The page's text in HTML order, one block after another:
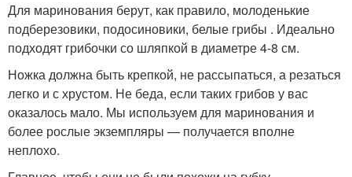
Для маринования берут, как правило, молоденькие
подберезовики, подосиновики, белые грибы . Идеально
подходят грибочки со шляпкой в диаметре 4-8 см.
Ножка должна быть крепкой, не рассыпаться, а резаться
легко и с хрустом. Не беда, если таких грибов у вас
оказалось мало. Мы используем для маринования и
более рослые экземпляры — получается вполне
неплохо.